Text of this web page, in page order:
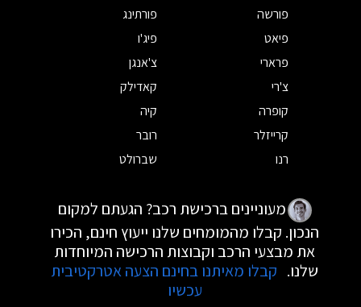
פורשה
פורתינג
פיאט
פיג'ו
פרארי
צ'אנגן
צ'רי
קאדילק
קופרה
קיה
קרייזלר
רובר
רנו
שברולט
מעוניינים ברכישת רכב? הגעתם למקום
הנכון. קבלו מהמומחים שלנו ייעוץ חינם, הכירו
את מבצעי הרכב וקבוצות הרכישה המיוחדות
שלנו. קבלו מאיתנו בחינם הצעה אטרקטיבית
עכשיו